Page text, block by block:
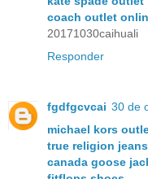
coach outlet
20171030caihuali
Responder
fgdfgcvcai 30 de
michael kors
true religion jeans
canada goose